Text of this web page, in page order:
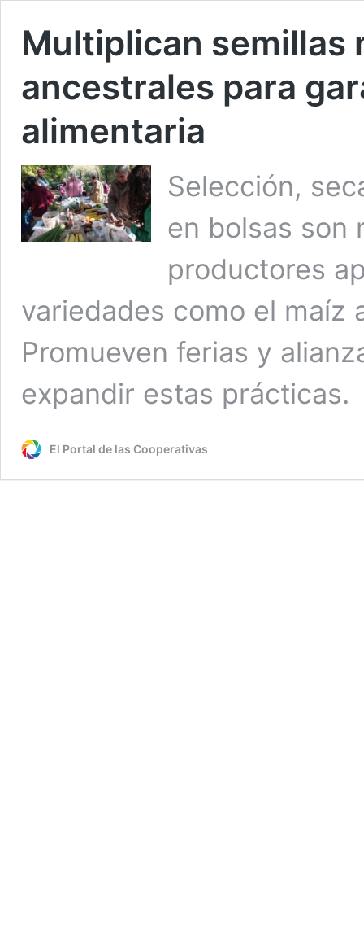
Multiplican semillas
ancestrales para
alimentaria
Selección,
en bolsas son
productores
variedades como el maíz
Promueven ferias y
expandir estas prácticas.
El Portal de las Cooperativas